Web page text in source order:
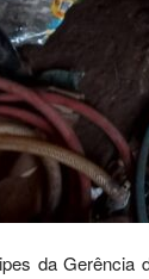
da Gerência